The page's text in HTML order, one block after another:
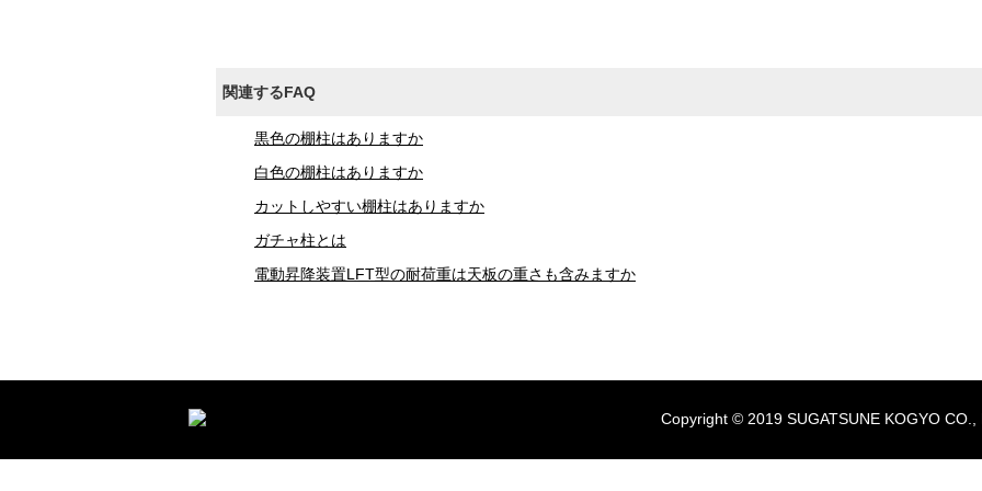
関連するFAQ
黒色の棚柱はありますか
白色の棚柱はありますか
カットしやすい棚柱はありますか
ガチャ柱とは
電動昇降装置LFT型の耐荷重は天板の重さも含みますか
Copyright © 2019 SUGATSUNE KOGYO CO.,